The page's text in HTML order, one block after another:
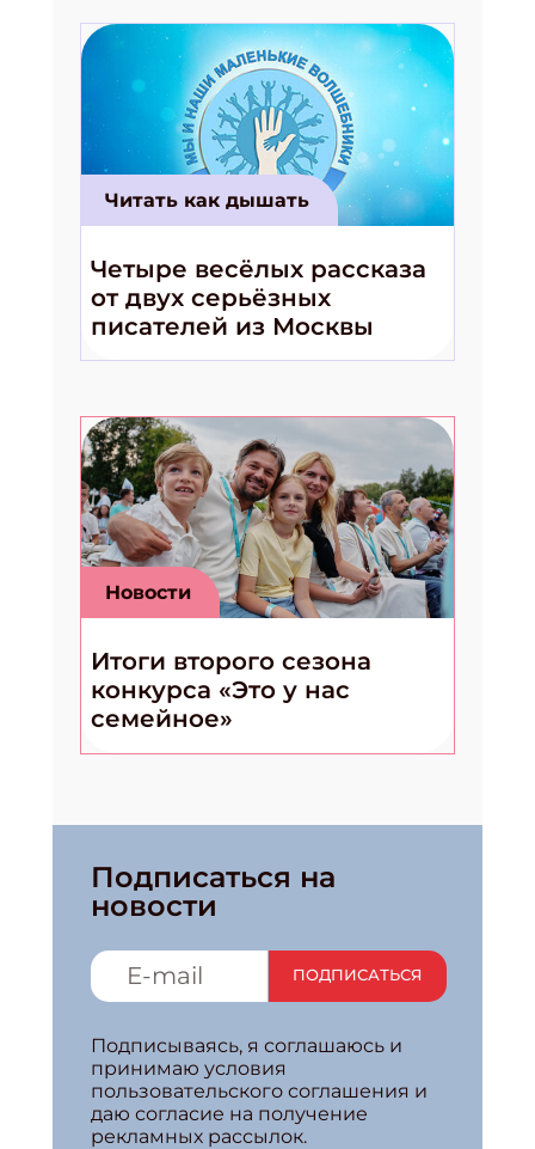
Читать как дышать
Четыре весёлых рассказа
от двух серьёзных
писателей из Москвы
Новости
Итоги второго сезона
конкурса «Это у нас
семейное»
Подписаться на
новости
ПОДПИСАТЬСЯ
Подписываясь, я соглашаюсь и
принимаю условия
пользовательского соглашения и
даю согласие на получение
рекламных рассылок.
Подпишись на рассылку
Получи электронный "Классный журнал" в подарок!
Укажите Ваш Email